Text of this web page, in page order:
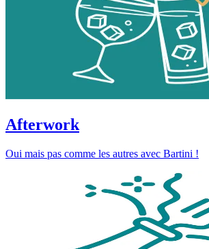
Afterwork
Oui mais pas comme les autres avec Bartini !